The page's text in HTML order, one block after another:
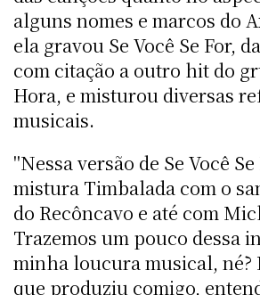
alguns nomes e marcos do
ela gravou Se Você Se For,
com citação a outro hit do
Hora, e misturou diversas
musicais.
"Nessa versão de Se Você
mistura Timbalada com o
do Recôncavo e até com
Trazemos um pouco dessa
minha loucura musical, né?
que produziu comigo,